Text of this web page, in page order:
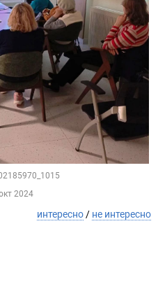
2024
интересно / не интересно